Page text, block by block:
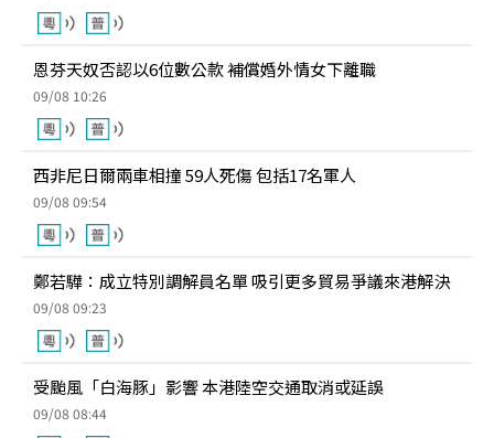
恩芬天奴否認以6位數公款 補償婚外情女下離職
09/08 10:26
西非尼日爾兩車相撞 59人死傷 包括17名軍人
09/08 09:54
鄭若驊：成立特別調解員名單 吸引更多貿易爭議來港解決
09/08 09:23
受颱風「白海豚」影響 本港陸空交通取消或延誤
09/08 08:44